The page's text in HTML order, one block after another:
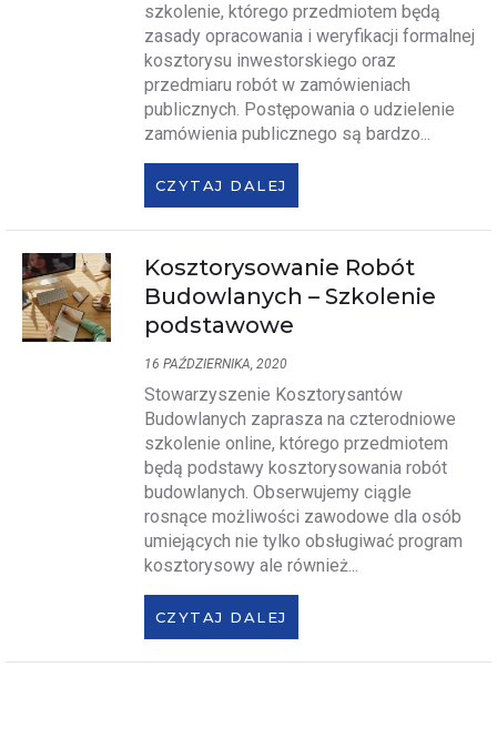
szkolenie, którego przedmiotem będą
zasady opracowania i weryfikacji formalnej
kosztorysu inwestorskiego oraz
przedmiaru robót w zamówieniach
publicznych. Postępowania o udzielenie
zamówienia publicznego są bardzo...
CZYTAJ DALEJ
Kosztorysowanie Robót
Budowlanych – Szkolenie
podstawowe
16 PAŹDZIERNIKA, 2020
Stowarzyszenie Kosztorysantów
Budowlanych zaprasza na czterodniowe
szkolenie online, którego przedmiotem
będą podstawy kosztorysowania robót
budowlanych. Obserwujemy ciągle
rosnące możliwości zawodowe dla osób
umiejących nie tylko obsługiwać program
kosztorysowy ale również...
CZYTAJ DALEJ